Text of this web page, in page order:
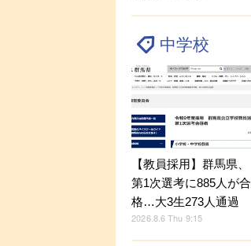
中学校
【教員採用】群馬県、
第1次選考に885人が合
格…大3生273人通過
2026.8.6 Thu 9:15